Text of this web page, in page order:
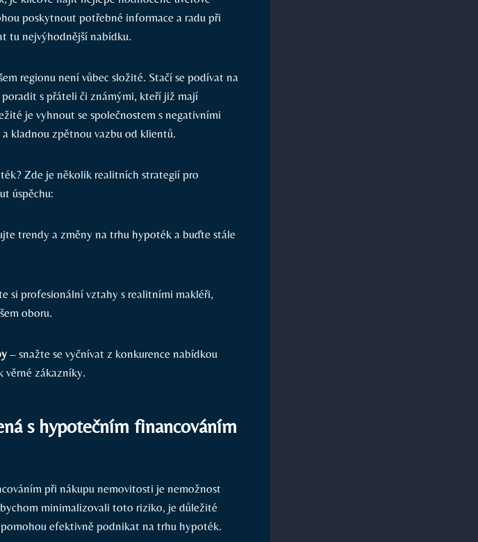
poskytnout potřebné informace a radu při
tu nejvýhodnější nabídku.
regionu není vůbec složité. Stačí se podívat na
s přáteli či známými, kteří již mají
je vyhnout se společnostem s negativními
kladnou zpětnou vazbu od klientů.
Zde je několik realitních strategií pro
úspěchu:
trendy a změny na trhu hypoték a buďte stále
si profesionální vztahy s realitními makléři,
oboru.
– snažte se vyčnívat z konkurence nabídkou
věrné zákazníky.
s hypotečním financováním
při nákupu nemovitosti je nemožnost
minimalizovali toto riziko, je důležité
efektivně podnikat na trhu hypoték.